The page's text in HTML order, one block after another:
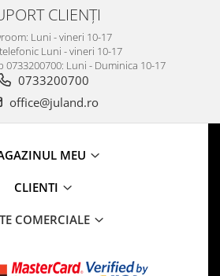
CLIENȚI
Luni - vineri 10-17
Luni - vineri 10-17
0733200700: Luni - Duminica 10-17
0733200700
office@juland.ro
MEU
CLIENTI
COMERCIALE